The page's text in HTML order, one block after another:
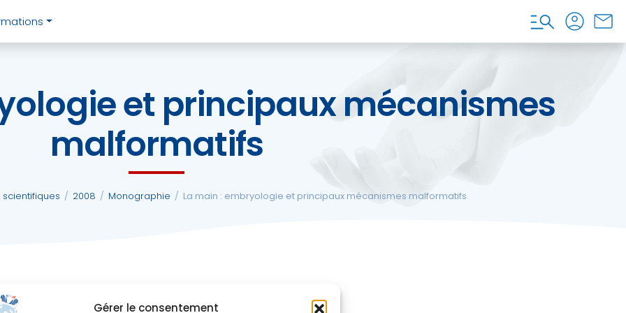
Gérer le consentement
et principaux mécanismes
malformatifs
scientifiques / 2008 / Monographie / La main : embryologie et principaux mécanismes malformatifs